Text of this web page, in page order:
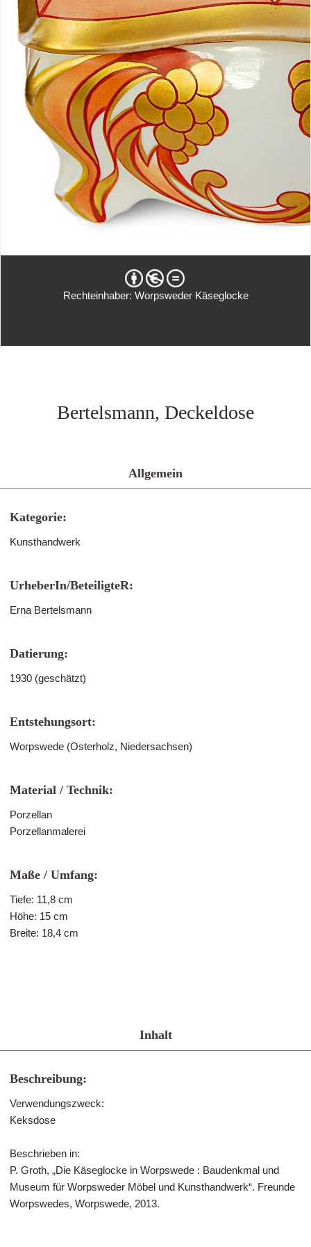
Rechteinhaber: Worpsweder Käseglocke
Bertelsmann, Deckeldose
Allgemein
Kategorie:
Kunsthandwerk
UrheberIn/BeteiligteR:
Erna Bertelsmann
Datierung:
1930 (geschätzt)
Entstehungsort:
Worpswede (Osterholz, Niedersachsen)
Material / Technik:
Porzellan
Porzellanmalerei
Maße / Umfang:
Tiefe: 11,8 cm
Höhe: 15 cm
Breite: 18,4 cm
Inhalt
Beschreibung:
Verwendungszweck:
Keksdose
Beschrieben in:
P. Groth, „Die Käseglocke in Worpswede : Baudenkmal und
Museum für Worpsweder Möbel und Kunsthandwerk“. Freunde
Worpswedes, Worpswede, 2013.